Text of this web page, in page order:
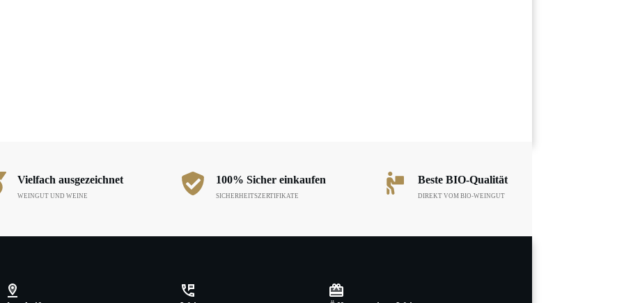
Vielfach ausgezeichnet
WEINGUT UND WEINE
100% Sicher einkaufen
SICHERHEITSZERTIFIKATE
Beste BIO-Qualität
DIREKT VOM BIO-WEINGUT